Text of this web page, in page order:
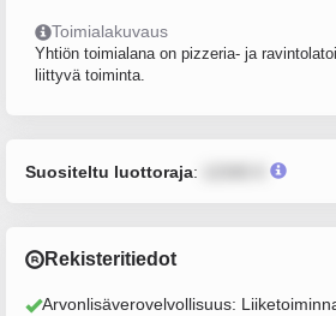
Toimialakuvaus
Yhtiön toimialana on pizzeria- ja
liittyvä toiminta.
Suositeltu luottoraja:
Rekisteritiedot
Arvonlisäverovelvollisuus: